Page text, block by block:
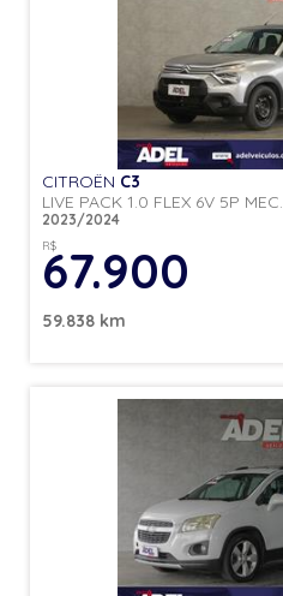
CITROËN C3
LIVE PACK 1.0 FLEX 6V 5P MEC.
2023/2024
R$
67.900
59.838 km